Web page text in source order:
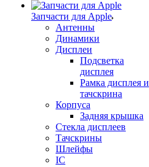
Запчасти для Apple
Антенны
Динамики
Дисплеи
Подсветка
дисплея
Рамка дисплея и
тачскрина
Корпуса
Задняя крышка
Стекла дисплеев
Тачскрины
Шлейфы
IC